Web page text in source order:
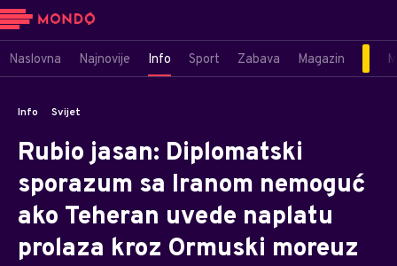
Naslovna Najnovije Info Sport Zabava Magazin
Info Svijet
Rubio jasan: Diplomatski
sporazum sa Iranom nemoguć
ako Teheran uvede naplatu
prolaza kroz Ormuski moreuz